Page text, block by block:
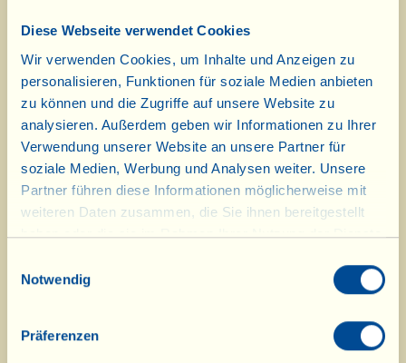
Diese Webseite verwendet Cookies
Wir verwenden Cookies, um Inhalte und Anzeigen zu
personalisieren, Funktionen für soziale Medien anbieten
zu können und die Zugriffe auf unsere Website zu
analysieren. Außerdem geben wir Informationen zu Ihrer
Verwendung unserer Website an unsere Partner für
soziale Medien, Werbung und Analysen weiter. Unsere
Partner führen diese Informationen möglicherweise mit
weiteren Daten zusammen, die Sie ihnen bereitgestellt
haben oder die sie im Rahmen Ihrer Nutzung der Dienste
Notwendig
Präferenzen
Olivensaft und schreibt vor, dass es
bei der Verkostung frische,
pflanzliche und/oder fruchtige Noten
aufweisen muss (Gras, Artischocke,
Olivenblätter, Mandel,
Tomatenblätter und viele andere).
vergangenen November in der
aufgenommenen wurde, hören wir